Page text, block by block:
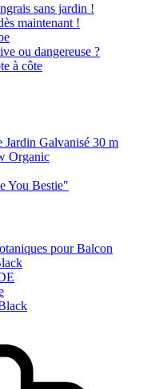
sans jardin !
maintenant !
ou dangereuse ?
à côte
Galvanisé 30 m
Organic
You Bestie"
pour Balcon